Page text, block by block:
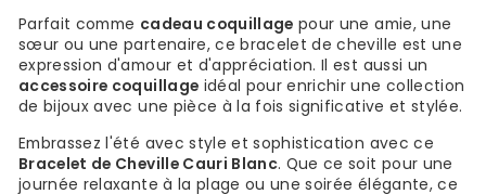
Parfait comme cadeau coquillage pour une amie, une
sœur ou une partenaire, ce bracelet de cheville est une
expression d'amour et d'appréciation. Il est aussi un
accessoire coquillage idéal pour enrichir une collection
de bijoux avec une pièce à la fois significative et stylée.
Embrassez l'été avec style et sophistication avec ce
Bracelet de Cheville Cauri Blanc. Que ce soit pour une
journée relaxante à la plage ou une soirée élégante, ce